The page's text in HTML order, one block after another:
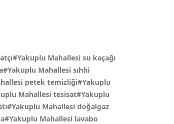
Mahallesi su kaçağı
Mahallesi sıhhi
petek temizliği#Yakuplu
Mahallesi tesisat#Yakuplu
Mahallesi doğalgaz
Mahallesi lavabo